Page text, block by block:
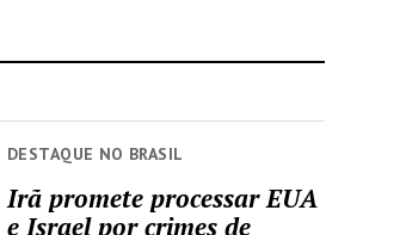
DESTAQUE NO BRASIL
Irã promete processar EUA
e Israel por crimes de